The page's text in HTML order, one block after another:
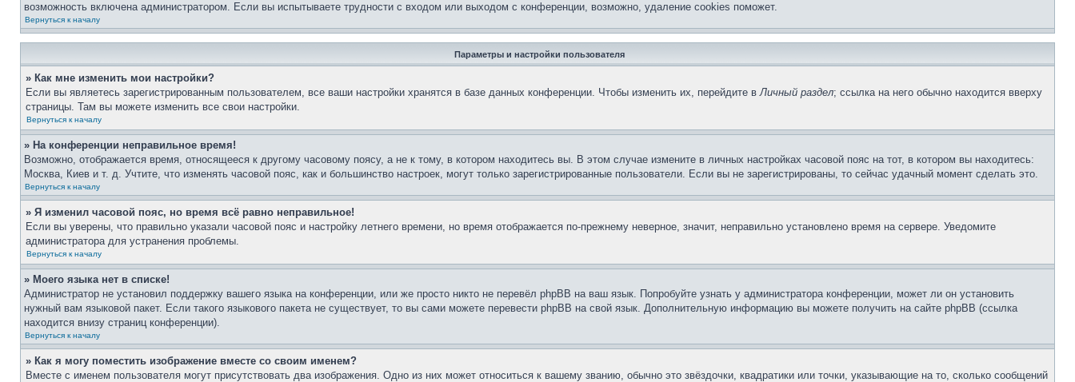
возможность включена администратором. Если вы испытываете трудности с входом или выходом с конференции, возможно, удаление cookies поможет.
Вернуться к началу
Параметры и настройки пользователя
» Как мне изменить мои настройки?
Если вы являетесь зарегистрированным пользователем, все ваши настройки хранятся в базе данных конференции. Чтобы изменить их, перейдите вЛичный раздел; ссылка на него обычно находится вверху
страницы. Там вы можете изменить все свои настройки.
Вернуться к началу
» На конференции неправильное время!
Возможно, отображается время, относящееся к другому часовому поясу, а не к тому, в котором находитесь вы. В этом случае измените в личных настройках часовой пояс на тот, в котором вы находитесь:
Москва, Киев и т. д. Учтите, что изменять часовой пояс, как и большинство настроек, могут только зарегистрированные пользователи. Если вы не зарегистрированы, то сейчас удачный момент сделать это.
Вернуться к началу
» Я изменил часовой пояс, но время всё равно неправильное!
Если вы уверены, что правильно указали часовой пояс и настройку летнего времени, но время отображается по-прежнему неверное, значит, неправильно установлено время на сервере. Уведомите
администратора для устранения проблемы.
Вернуться к началу
» Моего языка нет в списке!
Администратор не установил поддержку вашего языка на конференции, или же просто никто не перевёл phpBB на ваш язык. Попробуйте узнать у администратора конференции, может ли он установить
нужный вам языковой пакет. Если такого языкового пакета не существует, то вы сами можете перевести phpBB на свой язык. Дополнительную информацию вы можете получить на сайте phpBB (ссылка
находится внизу страниц конференции).
Вернуться к началу
» Как я могу поместить изображение вместе со своим именем?
Вместе с именем пользователя могут присутствовать два изображения. Одно из них может относиться к вашему званию, обычно это звёздочки, квадратики или точки, указывающие на то, сколько сообщений